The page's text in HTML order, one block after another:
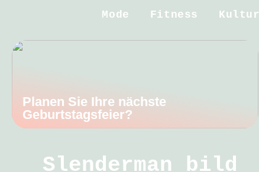
Mode Fitness Kultur
Planen Sie Ihre nächste
Geburtstagsfeier?
Slenderman bild